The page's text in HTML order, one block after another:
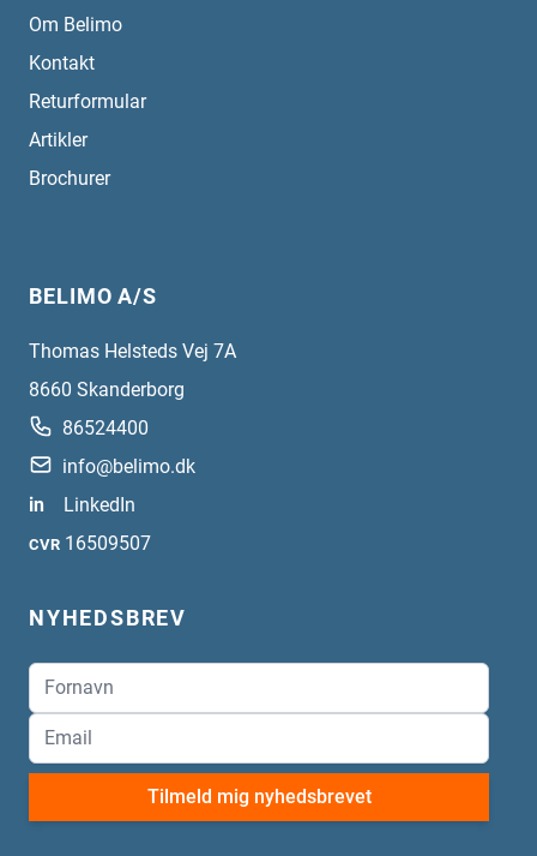
Om Belimo
Kontakt
Returformular
Artikler
Brochurer
BELIMO A/S
Thomas Helsteds Vej 7A
8660 Skanderborg
86524400
info@belimo.dk
in
LinkedIn
CVR 16509507
NYHEDSBREV
Tilmeld mig nyhedsbrevet